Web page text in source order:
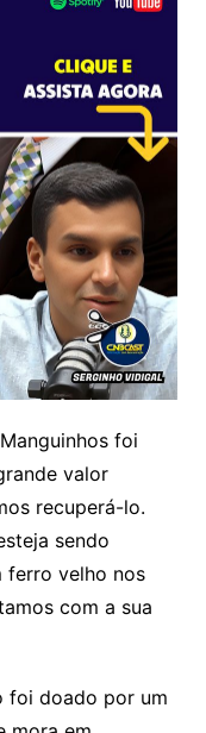
foi
valor
recuperá-lo.
sendo
ferro velho nos
com a sua
foi doado por um